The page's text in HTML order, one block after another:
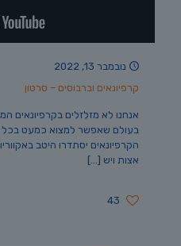
נובמבר 13, 2022
קרפיונאים וברבוסים – סרטון
אנחנו לא מזלזלים בקרפיונאים
בעולם שאפשר למצוא כמעט בכל
הקרפיונאים יסתדרו היטב
אצות ויש […]
43